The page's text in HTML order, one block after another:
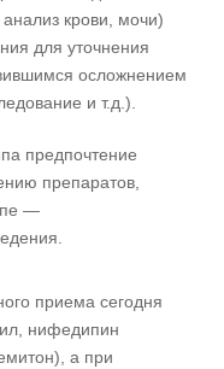
крови, мочи)
для уточнения
осложнением
и т.д.).
предпочтение
препаратов,
—
приема сегодня
нифедипин
а при